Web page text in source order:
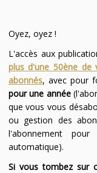
Oyez, oyez !
L'accès aux
plus d'une 50ène
abonnés, avec pour
pour une année
que vous vous
ou gestion des
l'abonnement
automatique).
Si vous tombez sur